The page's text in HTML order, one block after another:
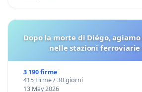
Dopo la morte di Diégo, agiamo
nelle stazioni ferroviarie
3 190 firme
415 Firme / 30 giorni
13 May 2026